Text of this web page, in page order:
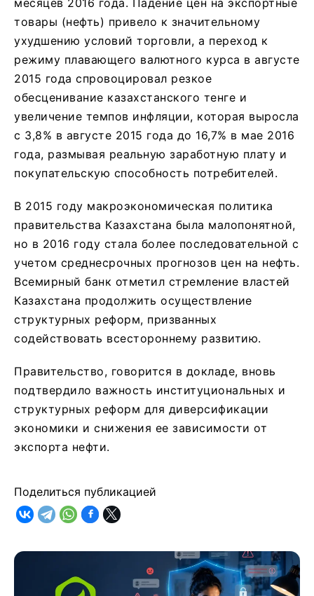
товары (нефть) привело к значительному
ухудшению условий торговли, а переход к
режиму плавающего валютного курса в августе
2015 года спровоцировал резкое
обесценивание казахстанского тенге и
увеличение темпов инфляции, которая выросла
с 3,8% в августе 2015 года до 16,7% в мае 2016
года, размывая реальную заработную плату и
покупательскую способность потребителей.
В 2015 году макроэкономическая политика
правительства Казахстана была малопонятной,
но в 2016 году стала более последовательной с
учетом среднесрочных прогнозов цен на нефть.
Всемирный банк отметил стремление властей
Казахстана продолжить осуществление
структурных реформ, призванных
содействовать всестороннему развитию.
Правительство, говорится в докладе, вновь
подтвердило важность институциональных и
структурных реформ для диверсификации
экономики и снижения ее зависимости от
экспорта нефти.
Поделиться публикацией